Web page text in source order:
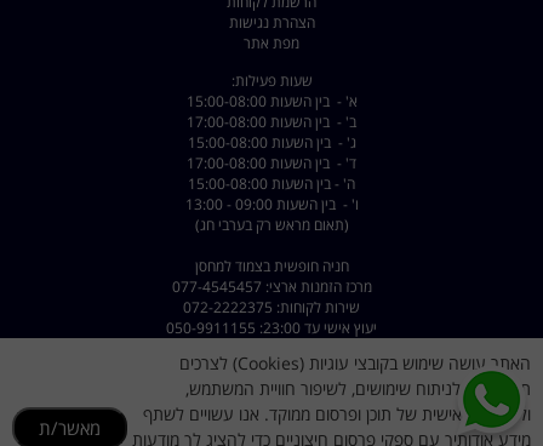
הצהרת נגישות
מפת אתר
שעות פעילות:
א' - בין השעות 15:00-08:00
ב' - בין השעות 17:00-08:00
ג' - בין השעות 15:00-08:00
ד' - בין השעות 17:00-08:00
ה' - בין השעות 15:00-08:00
ו' - בין השעות 09:00 - 13:00
(תאום מראש רק בערבי חג)
חניה חופשית בצמוד למחסן
מרכז הזמנות ארצי: 077-4545457
שירות לקוחות: 072-2222375
יעוץ אישי עד 23:00: 050-9911155
כתובת: רחוב השילוח 8 פתח תקווה - קרית מטלון
דוא"ל :dorsport@walla.com
מייל שירות לקוחותdorsportsr@gmail.com
האתר עושה שימוש בקובצי עוגיות (Cookies) לצרכים
תפעוליים, לניתוח שימושים, לשיפור חוויית המשתמש,
ולהתאמה אישית של תוכן ופרסום ממוקד. אנו עשויים לשתף
מידע אודותיך עם ספקי פרסום חיצוניים כדי להציג לך מודעות
מאשר/ת